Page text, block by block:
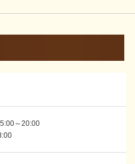
～20:00